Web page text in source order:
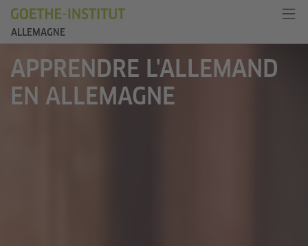
ALLEMAGNE
APPRENDRE L'ALLEMAND
EN ALLEMAGNE